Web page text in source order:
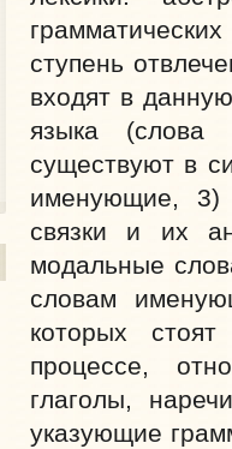
ступень
входят в
языка (слова
существуют в
именующие, 3)
связки и их
модальные
словам
которых
процессе,
глаголы,
указующие